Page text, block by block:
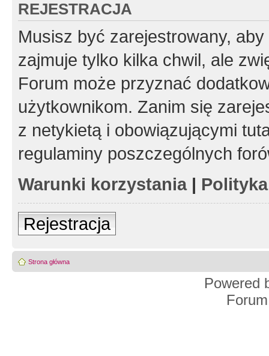
REJESTRACJA
Musisz być zarejestrowany,
zajmuje tylko kilka chwil, ale
Forum może przyznać
użytkownikom. Zanim się
z netykietą i obowiązującymi
regulaminy poszczególnych
Warunki korzystania|
Rejestracja
Strona główna
Powered